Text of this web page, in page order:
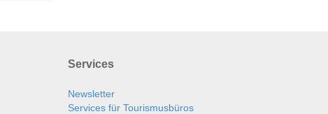
Services
Newsletter
Services für Tourismusbüros